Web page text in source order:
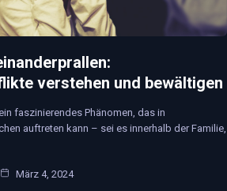
verstehen und bewältigen
faszinierendes Phänomen, das in
auftreten kann – sei es innerhalb der Familie,
März 4, 2024